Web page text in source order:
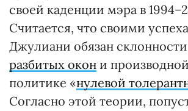
своей каденции мэра в
Считается, что своими
Джулиани обязан
разбитых окон и
политике «нулевой
Согласно этой теории,